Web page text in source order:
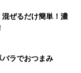
混ぜるだけ簡単！濃
ラでおつまみ